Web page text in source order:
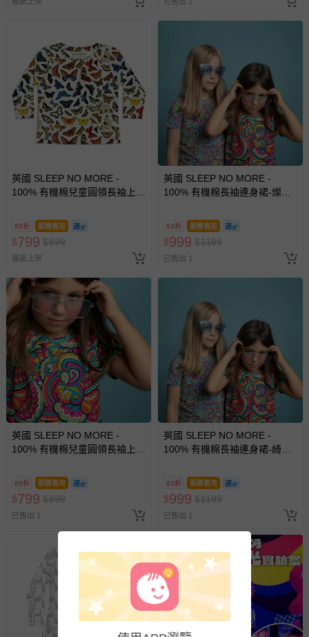
英國 SLEEP NO MORE -
100% 有機棉兒童圓領長袖上
89折 即將售完
$799 $899
最新上架
英國 SLEEP NO MORE -
100% 有機棉長袖連身裙-燦爛
83折 即將售完
$999 $1199
已售出 1
英國 SLEEP NO MORE -
100% 有機棉兒童圓領長袖上
89折 即將售完
$799 $899
已售出 1
英國 SLEEP NO MORE -
100% 有機棉長袖連身裙-綺麗
83折 即將售完
$999 $1199
已售出 1